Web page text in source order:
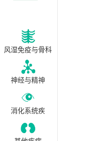
风湿免疫与骨科
神经与精神
消化系统疾